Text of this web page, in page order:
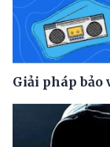
Giải pháp